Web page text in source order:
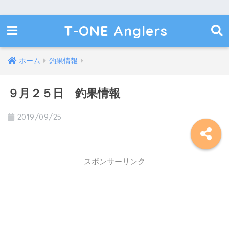
T-ONE Anglers
ホーム 釣果情報
９月２５日 釣果情報
2019/09/25
スポンサーリンク